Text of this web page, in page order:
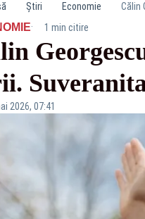
Știri Economie Călin
· 1 min citire
2026, 07:41